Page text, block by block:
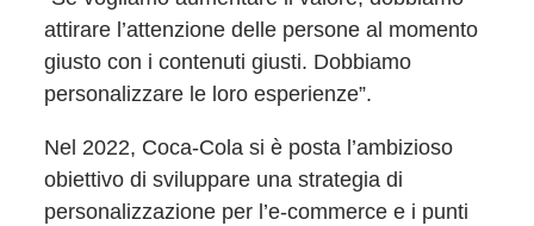
attirare l’attenzione delle persone al momento
giusto con i contenuti giusti. Dobbiamo
personalizzare le loro esperienze”.
Nel 2022, Coca-Cola si è posta l’ambizioso
obiettivo di sviluppare una strategia di
personalizzazione per l’e-commerce e i punti